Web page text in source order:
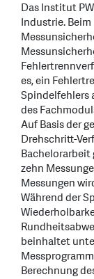
Das Institut
Industrie.
es, ein
Spindelfehlers
des
Auf Basis der
Drehschritt-
Bachelorarbeit
zehn
Messungen
Während der
beinhaltet
Berechnung